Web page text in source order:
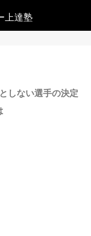
上達塾
しない選手の決定